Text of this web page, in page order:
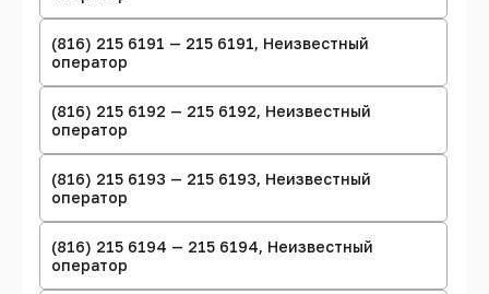
(816) 215 6191 — 215 6191, Неизвестный
оператор
(816) 215 6192 — 215 6192, Неизвестный
оператор
(816) 215 6193 — 215 6193, Неизвестный
оператор
(816) 215 6194 — 215 6194, Неизвестный
оператор